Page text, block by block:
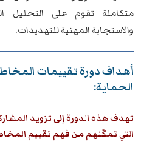
متكاملة تقوم على التحليل
والاستجابة المهنية للتهديدات.
أهداف دورة تقييمات
الحماية:
تهدف هذه الدورة إلى تزويد
التي تمكّنهم من فهم تقييم